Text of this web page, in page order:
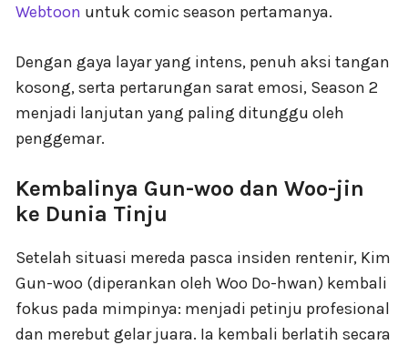
Webtoon untuk comic season pertamanya.
Dengan gaya layar yang intens, penuh aksi tangan
kosong, serta pertarungan sarat emosi, Season 2
menjadi lanjutan yang paling ditunggu oleh
penggemar.
Kembalinya Gun-woo dan Woo-jin
ke Dunia Tinju
Setelah situasi mereda pasca insiden rentenir, Kim
Gun-woo (diperankan oleh Woo Do-hwan) kembali
fokus pada mimpinya: menjadi petinju profesional
dan merebut gelar juara. Ia kembali berlatih secara